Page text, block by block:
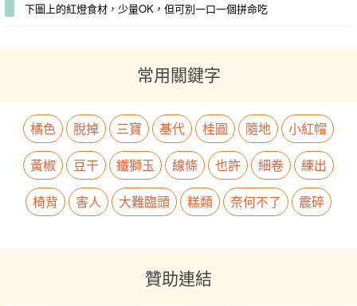
下圖上的紅燈食材，少量OK，但可別一口一個拼命吃
常用關鍵字
橘色 脫掉 三寶 基代 桂圓 隨地
小紅帽
黃椒
豆干 鐵獅玉 線條 也許 細卷
練出
椅背
害人 大難臨頭 糕類 奈何不了 震碎
贊助連結